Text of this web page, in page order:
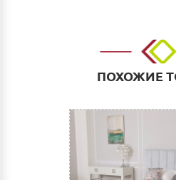
До транспортной
такими транспортными
Деловые линии. Оплата
Выгрузка и сборка
Подъем мебели до
при наличии исправного
лифта 200 руб/этаж.
ПОХОЖИЕ